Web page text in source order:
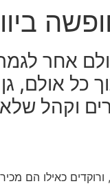
אחר
כל אולם,
וקהל
כאילו הם